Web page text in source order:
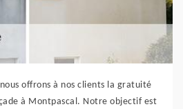
offrons à nos clients la gratuité
à Montpascal. Notre objectif est